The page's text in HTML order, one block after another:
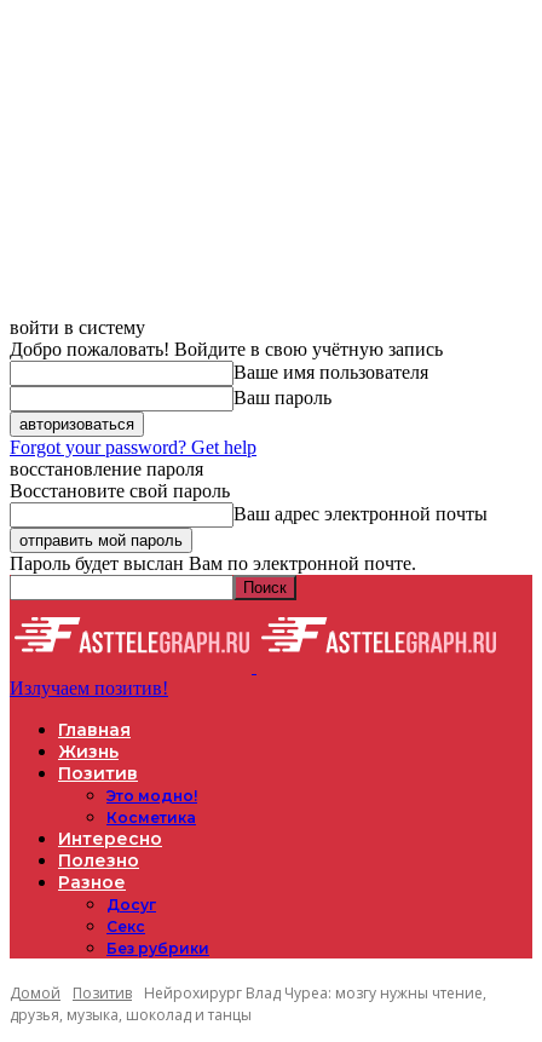
войти в систему
Добро пожаловать! Войдите в свою учётную запись
Ваше имя пользователя
Ваш пароль
Forgot your password? Get help
восстановление пароля
Восстановите свой пароль
Ваш адрес электронной почты
Пароль будет выслан Вам по электронной почте.
Излучаем позитив!
Главная
Жизнь
Позитив
Это модно!
Косметика
Интересно
Полезно
Разное
Досуг
Секс
Без рубрики
Домой Позитив
Нейрохирург Влад Чуреа: мозгу нужны чтение,
друзья, музыка, шоколад и танцы